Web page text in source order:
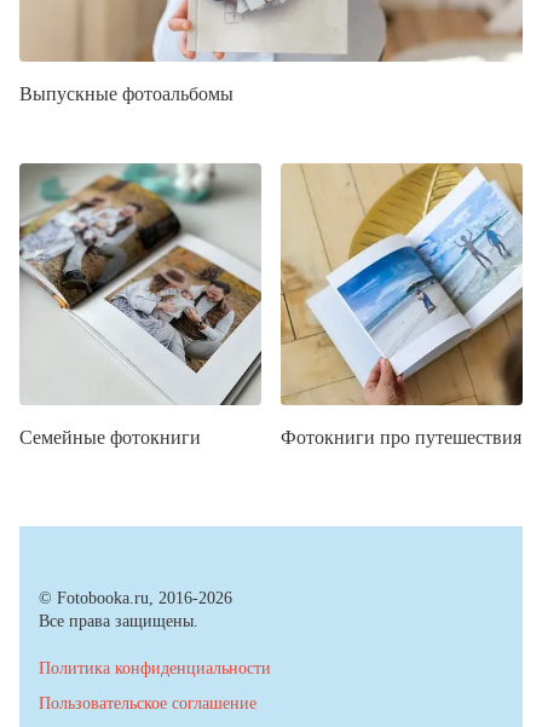
Выпускные фотоальбомы
Семейные фотокниги Фотокниги про путешествия
© Fotobooka.ru, 2016-2026
Все права защищены.
Политика конфиденциальности
Пользовательское соглашение